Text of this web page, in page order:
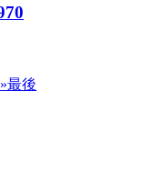
»最後